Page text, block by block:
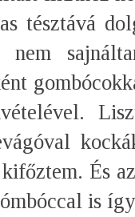
tésztává
nem
És
is